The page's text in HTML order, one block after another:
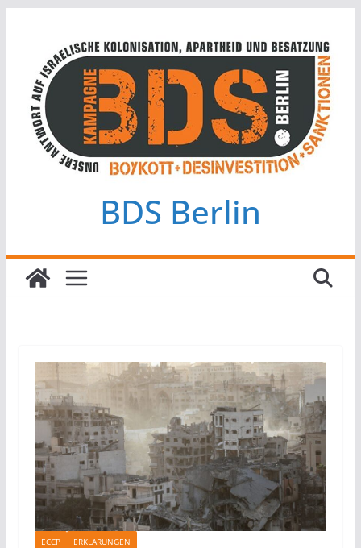
springen
BDS Berlin
ECCP ERKLÄRUNGEN